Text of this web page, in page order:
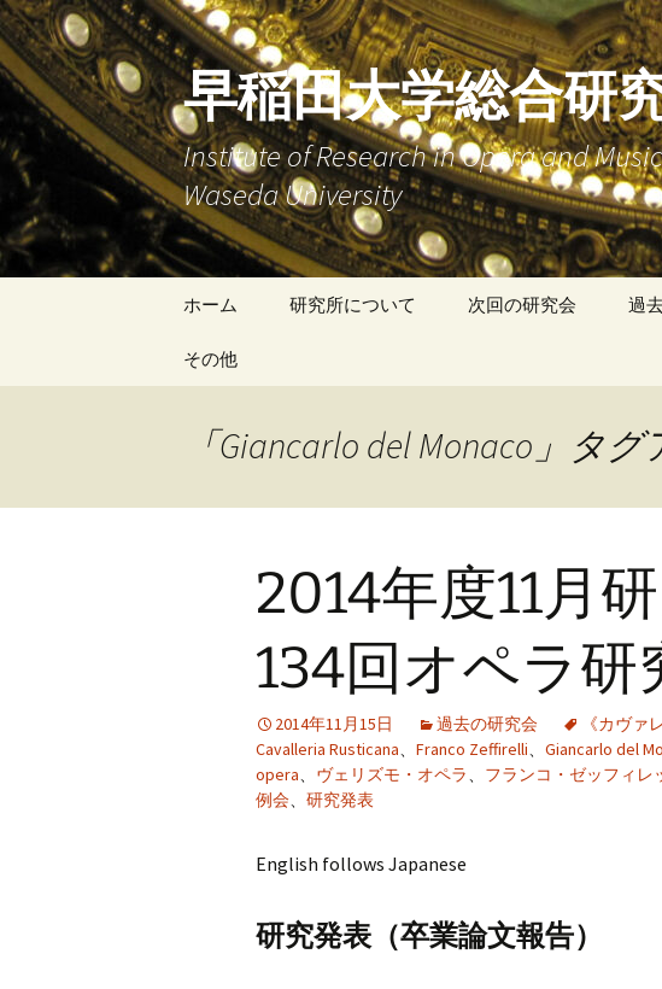
早稲田大学総合研
Institute of Research in Opera and
Waseda University
ホーム 研究所について 次回の研究会 過
その他
「Giancarlo del Monaco」タ
2014年度11月
134回オペラ研
2014年11月15日 過去の研究会 《カヴァ
Cavalleria Rusticana、 Franco Zeffirelli、 Giancarlo del
opera、 ヴェリズモ・オペラ、 フランコ・ゼッフィレ
例会、 研究発表
English follows Japanese
研究発表（卒業論文報告）